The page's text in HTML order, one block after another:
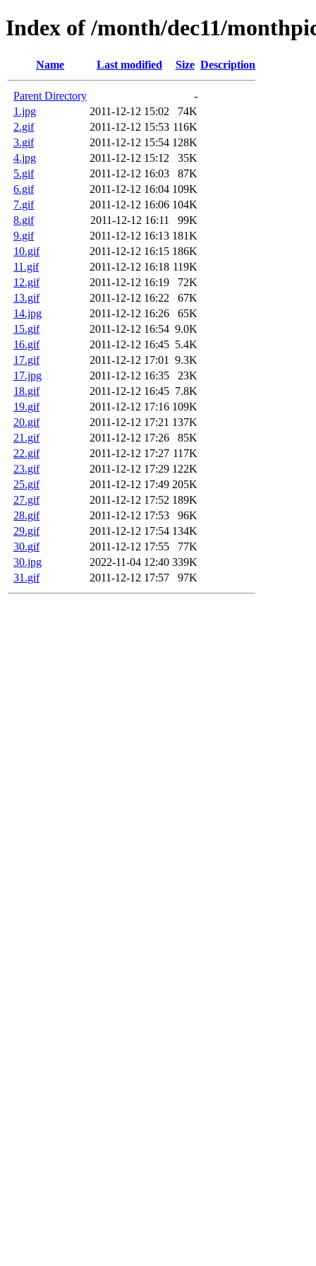
Index of /month/dec11/
Name Last modified Size Description
Parent Directory
-
1.jpg
2011-12-12 15:02
74K
2.gif
2011-12-12 15:53 116K
3.gif
2011-12-12 15:54 128K
4.jpg
2011-12-12 15:12
35K
5.gif
2011-12-12 16:03
87K
6.gif
2011-12-12 16:04 109K
7.gif
2011-12-12 16:06 104K
8.gif
2011-12-12 16:11
99K
9.gif
2011-12-12 16:13 181K
10.gif
2011-12-12 16:15 186K
11.gif
2011-12-12 16:18 119K
12.gif
2011-12-12 16:19
72K
13.gif
2011-12-12 16:22
67K
14.jpg
2011-12-12 16:26
65K
15.gif
2011-12-12 16:54 9.0K
16.gif
2011-12-12 16:45 5.4K
17.gif
2011-12-12 17:01
9.3K
17.jpg
2011-12-12 16:35
23K
18.gif
2011-12-12 16:45 7.8K
19.gif
2011-12-12 17:16 109K
20.gif
2011-12-12 17:21 137K
21.gif
2011-12-12 17:26
85K
22.gif
2011-12-12 17:27 117K
23.gif
2011-12-12 17:29 122K
25.gif
2011-12-12 17:49 205K
27.gif
2011-12-12 17:52 189K
28.gif
2011-12-12 17:53
96K
29.gif
2011-12-12 17:54 134K
30.gif
2011-12-12 17:55
77K
30.jpg
2022-11-04 12:40 339K
31.gif
2011-12-12 17:57 97K